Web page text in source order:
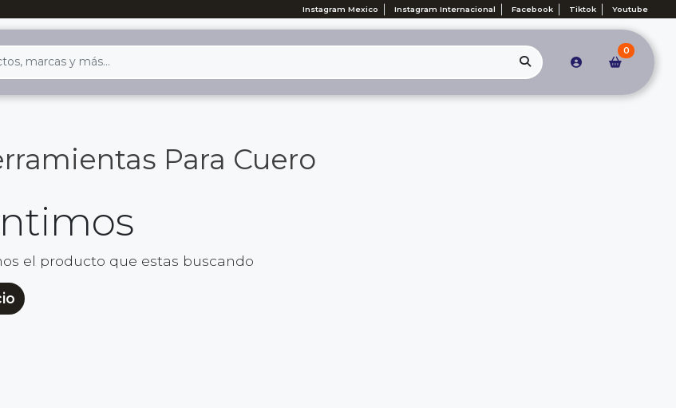
Instagram Mexico Instagram Internacional Facebook Tiktok Youtube
0
Para Cuero
el producto que estas buscando